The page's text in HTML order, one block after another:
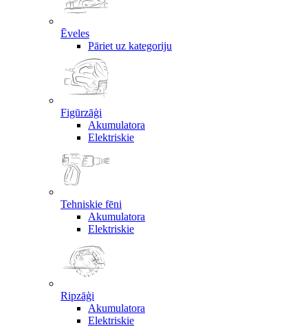
Ēveles
Pāriet uz kategoriju
Figūrzāģi
Akumulatora
Elektriskie
Tehniskie fēni
Akumulatora
Elektriskie
Ripzāģi
Akumulatora
Elektriskie